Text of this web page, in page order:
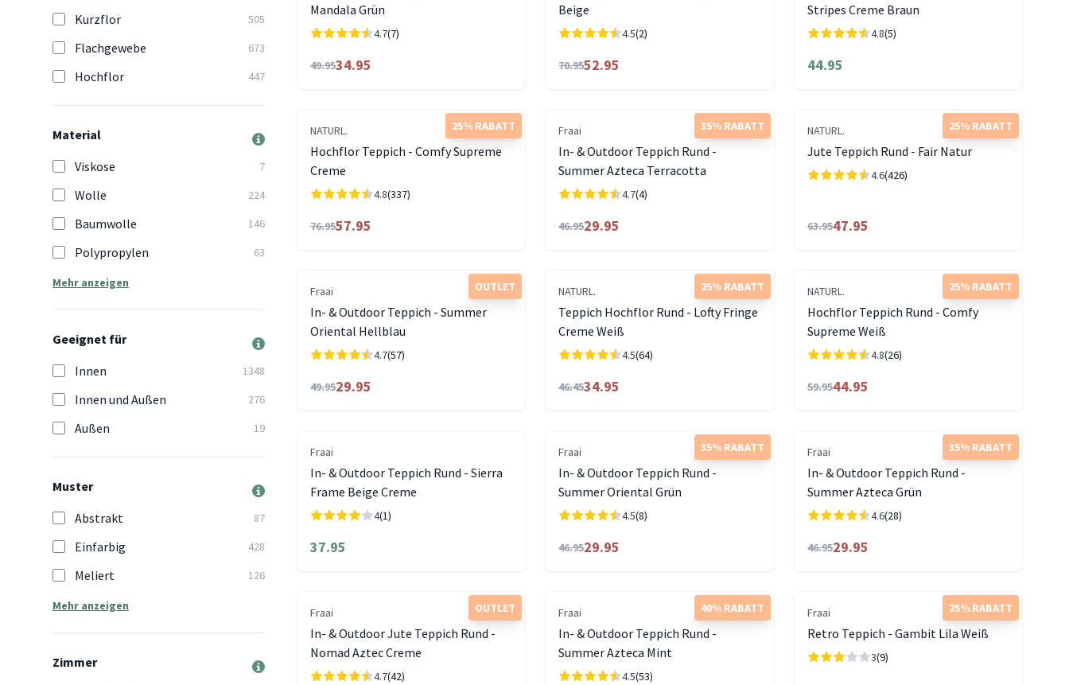
Kurzflor
505
Flachgewebe 673
Hochflor 447
Material
Viskose
7
Wolle 224
Baumwolle 146
Polypropylen 63
Mehr anzeigen
Geeignet für
Innen
1348
Innen und Außen 276
Außen 19
Muster
Abstrakt
87
Einfarbig 428
Meliert 126
Mehr anzeigen
Zimmer
Mandala Grün
4.7(7)
49.9534.95
Beige
4.5(2)
70.9552.95
Stripes Creme Braun
4.8(5)
44.95
25% RABATT
NATURL.
Hochflor Teppich - Comfy Supreme
Creme
4.8(337)
76.9557.95
35% RABATT
Fraai
In- & Outdoor Teppich Rund -
Summer Azteca Terracotta
4.7(4)
46.9529.95
25% RABATT
NATURL.
Jute Teppich Rund - Fair Natur
4.6(426)
63.9547.95
OUTLET
Fraai
In- & Outdoor Teppich - Summer
Oriental Hellblau
4.7(57)
49.9529.95
25% RABATT
NATURL.
Teppich Hochflor Rund - Lofty Fringe
Creme Weiß
4.5(64)
46.4534.95
25% RABATT
NATURL.
Hochflor Teppich Rund - Comfy
Supreme Weiß
4.8(26)
59.9544.95
Fraai
In- & Outdoor Teppich Rund - Sierra
Frame Beige Creme
4(1)
37.95
35% RABATT
Fraai
In- & Outdoor Teppich Rund -
Summer Oriental Grün
4.5(8)
46.9529.95
35% RABATT
Fraai
In- & Outdoor Teppich Rund -
Summer Azteca Grün
4.6(28)
46.9529.95
OUTLET
Fraai
In- & Outdoor Jute Teppich Rund -
Nomad Aztec Creme
4.7(42)
40% RABATT
Fraai
In- & Outdoor Teppich Rund -
Summer Azteca Mint
4.5(53)
25% RABATT
Fraai
Retro Teppich - Gambit Lila Weiß
3(9)